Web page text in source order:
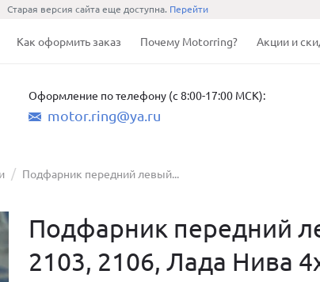
Старая версия сайта еще доступна. Перейти
Как оформить заказ Почему Motorring? Акции и
Оформление по телефону (с 8:00-17:00 МСК):
motor.ring@ya.ru
Подфарник передний левый...
Подфарник передний
2103, 2106, Лада Нива